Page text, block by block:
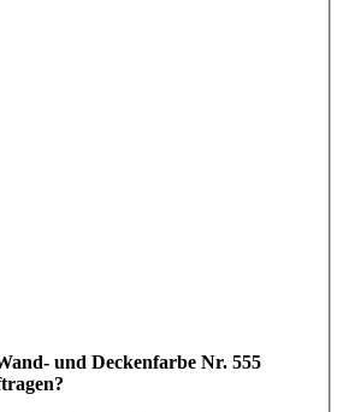
und Deckenfarbe Nr. 555